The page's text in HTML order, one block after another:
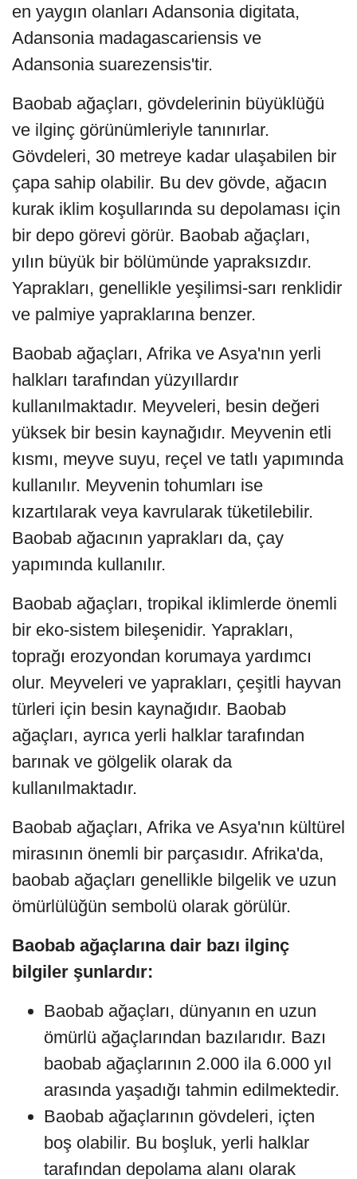
en yaygın olanları Adansonia digitata,
Adansonia madagascariensis ve
Adansonia suarezensis'tir.
Baobab ağaçları, gövdelerinin büyüklüğü
ve ilginç görünümleriyle tanınırlar.
Gövdeleri, 30 metreye kadar ulaşabilen bir
çapa sahip olabilir. Bu dev gövde, ağacın
kurak iklim koşullarında su depolaması için
bir depo görevi görür. Baobab ağaçları,
yılın büyük bir bölümünde yapraksızdır.
Yaprakları, genellikle yeşilimsi-sarı renklidir
ve palmiye yapraklarına benzer.
Baobab ağaçları, Afrika ve Asya'nın yerli
halkları tarafından yüzyıllardır
kullanılmaktadır. Meyveleri, besin değeri
yüksek bir besin kaynağıdır. Meyvenin etli
kısmı, meyve suyu, reçel ve tatlı yapımında
kullanılır. Meyvenin tohumları ise
kızartılarak veya kavrularak tüketilebilir.
Baobab ağacının yaprakları da, çay
yapımında kullanılır.
Baobab ağaçları, tropikal iklimlerde önemli
bir eko-sistem bileşenidir. Yaprakları,
toprağı erozyondan korumaya yardımcı
olur. Meyveleri ve yaprakları, çeşitli hayvan
türleri için besin kaynağıdır. Baobab
ağaçları, ayrıca yerli halklar tarafından
barınak ve gölgelik olarak da
kullanılmaktadır.
Baobab ağaçları, Afrika ve Asya'nın kültürel
mirasının önemli bir parçasıdır. Afrika'da,
baobab ağaçları genellikle bilgelik ve uzun
ömürlülüğün sembolü olarak görülür.
Baobab ağaçlarına dair bazı ilginç
bilgiler şunlardır:
Baobab ağaçları, dünyanın en uzun
ömürlü ağaçlarından bazılarıdır. Bazı
baobab ağaçlarının 2.000 ila 6.000 yıl
arasında yaşadığı tahmin edilmektedir.
Baobab ağaçlarının gövdeleri, içten
boş olabilir. Bu boşluk, yerli halklar
tarafından depolama alanı olarak